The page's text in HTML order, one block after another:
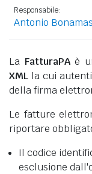
Responsabile:
Antonio
La FatturaPAè
XML la cui
della firma
Le fatture
riportare
Il codice
esclusione